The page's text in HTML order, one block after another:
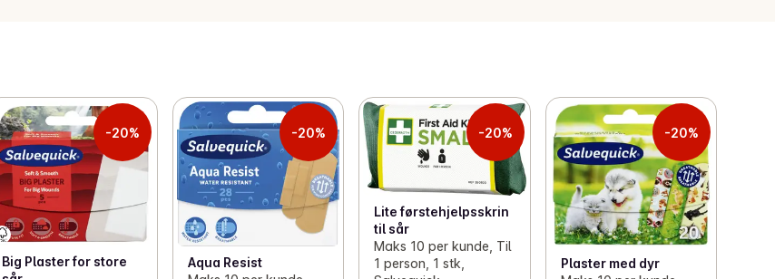
-20%
Big Plaster for store
-20%
Aqua Resist
-20%
Lite førstehjelpsskrin
til sår
Maks 10 per kunde, Til
1 person, 1 stk,
-20%
Plaster med dyr